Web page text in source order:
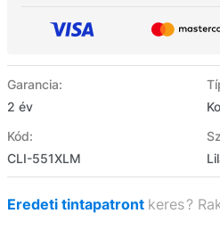
Garancia:
2 év
Kód:
CLI-551XLM
Eredeti tintapatront keres?